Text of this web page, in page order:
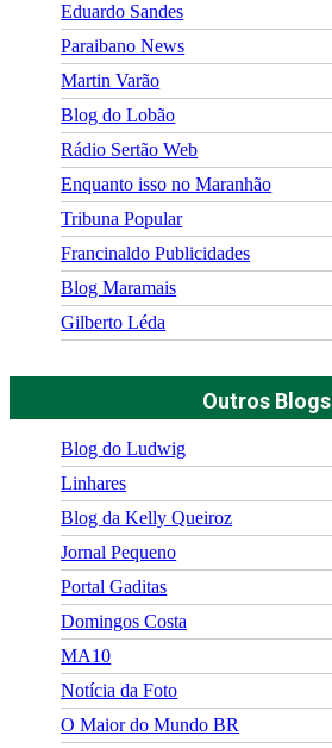
Eduardo Sandes
Paraibano News
Martin Varão
Blog do Lobão
Rádio Sertão Web
Enquanto isso no Maranhão
Tribuna Popular
Francinaldo Publicidades
Blog Maramais
Gilberto Léda
Outros Blogs
Blog do Ludwig
Linhares
Blog da Kelly Queiroz
Jornal Pequeno
Portal Gaditas
Domingos Costa
MA10
Notícia da Foto
O Maior do Mundo BR